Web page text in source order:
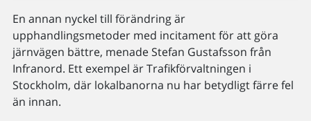
En annan nyckel till förändring är
upphandlingsmetoder med incitament för att göra
järnvägen bättre, menade Stefan Gustafsson från
Infranord. Ett exempel är Trafikförvaltningen i
Stockholm, där lokalbanorna nu har betydligt färre fel
än innan.